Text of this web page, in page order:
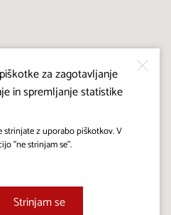
za zagotavljanje
in spremljanje statistike
strinjate z uporabo piškotkov. V
"ne strinjam se".
Strinjam se